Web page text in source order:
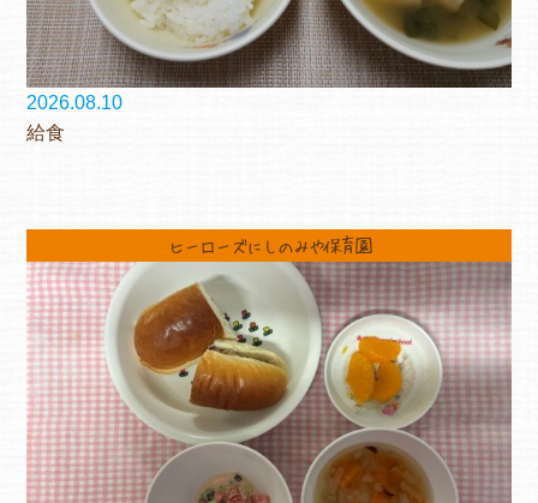
2026.08.10
給食
ヒーローズにしのみや保育園